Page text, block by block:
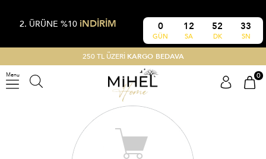
2. ÜRÜNE %10 iNDİRİM 0
GÜN
12
SA
52
DK
33
SN
250 TL ÜZERİ KARGO BEDAVA
Menu 0